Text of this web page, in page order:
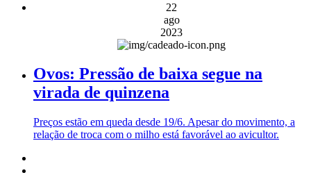
22
ago
2023
Ovos: Pressão de baixa segue na
virada de quinzena
Preços estão em queda desde 19/6. Apesar do movimento, a
relação de troca com o milho está favorável ao avicultor.